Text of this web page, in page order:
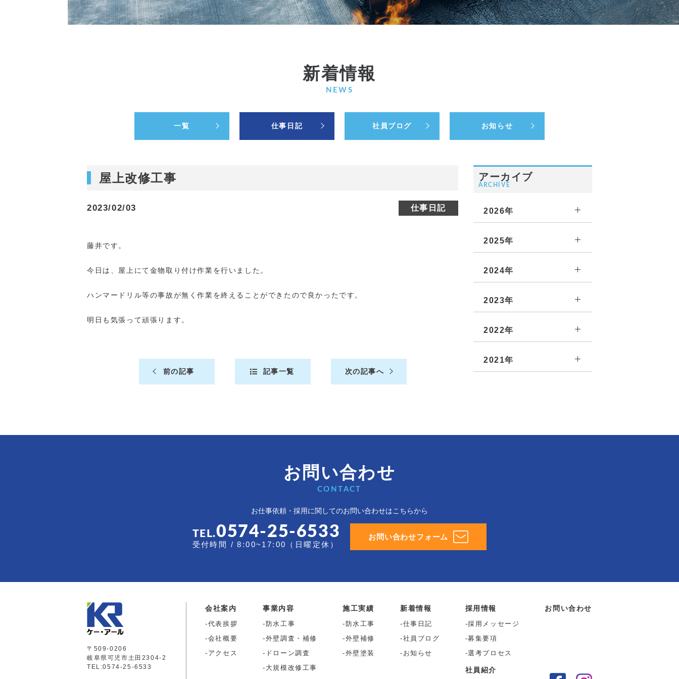
新着情報
NEWS
一覧 仕事日記 社員ブログ お知らせ
屋上改修工事
2023/02/03 仕事日記
藤井です。
今日は、屋上にて金物取り付け作業を行いました。
ハンマードリル等の事故が無く作業を終えることができたので良かったです。
明日も気張って頑張ります。
前の記事 記事一覧 次の記事へ
アーカイブ
ARCHIVE
2026年
2025年
2024年
2023年
2022年
2021年
お問い合わせ
CONTACT
お仕事依頼・採用に関してのお問い合わせはこちらから
TEL.0574-25-6533
受付時間 / 8:00~17:00（日曜定休）
お問い合わせフォーム
〒509-0206
岐阜県可児市土田2304-2
TEL:0574-25-6533
会社案内
代表挨拶
会社概要
アクセス
事業内容
防水工事
外壁調査・補修
ドローン調査
大規模改修工事
施工実績
防水工事
外壁補修
外壁塗装
新着情報
仕事日記
社員ブログ
お知らせ
採用情報
採用メッセージ
募集要項
選考プロセス
社員紹介
お問い合わせ